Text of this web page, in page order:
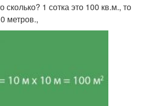
сколько? 1 сотка это 100 кв.м., то
метров.,